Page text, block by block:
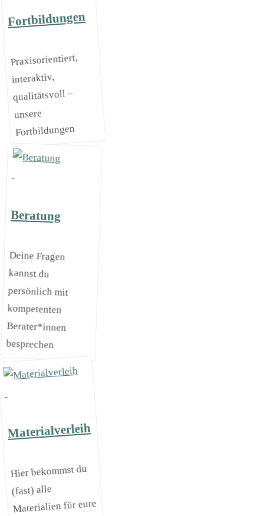
Fortbildungen
Praxisorientiert,
interaktiv,
qualitätsvoll –
unsere
Fortbildungen
Beratung
Deine Fragen
kannst du
persönlich mit
kompetenten
Berater*innen
besprechen
Materialverleih
Hier bekommst du
(fast) alle
Materialien für eure